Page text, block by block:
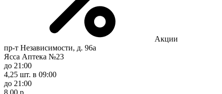
Акции
пр-т Независимости, д. 96а
Ясса Аптека №23
до 21:00
4,25 шт. в 09:00
до 21:00
8,00 р.